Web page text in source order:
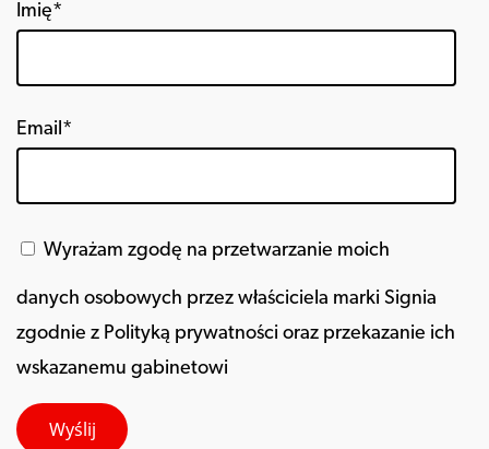
Imię*
Email*
Wyrażam zgodę na przetwarzanie moich
danych osobowych przez właściciela marki Signia
zgodnie z Polityką prywatności oraz przekazanie ich
wskazanemu gabinetowi